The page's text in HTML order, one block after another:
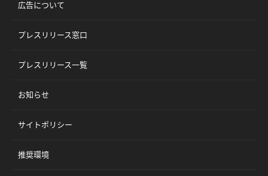
広告について
プレスリリース窓口
プレスリリース一覧
お知らせ
サイトポリシー
推奨環境